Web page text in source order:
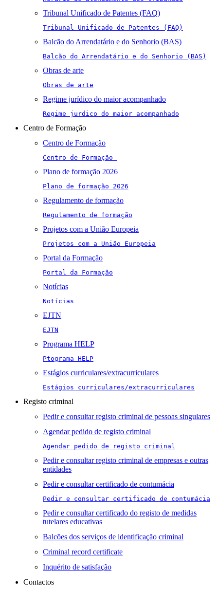
Tribunal Unificado de Patentes (FAQ)
Tribunal Unificado de Patentes (FAQ)
Balcão do Arrendatário e do Senhorio (BAS)
Balcão do Arrendatário e do Senhorio (BAS)
Obras de arte
Obras de arte
Regime jurídico do maior acompanhado
Regime jurdico do maior acompanhado
Centro de Formação
Centro de Formação
Centro de Formação
Plano de formação 2026
Plano de formação 2026
Regulamento de formação
Regulamento de formação
Projetos com a União Europeia
Projetos com a União Europeia
Portal da Formação
Portal da Formação
Notícias
Notícias
EJTN
EJTN
Programa HELP
Ptograma HELP
Estágios curriculares/extracurriculares
Estágios curriculares/extracurriculares
Registo criminal
Pedir e consultar registo criminal de pessoas singulares
Agendar pedido de registo criminal
Agendar pedido de registo criminal
Pedir e consultar registo criminal de empresas e outras
entidades
Pedir e consultar certificado de contumácia
Pedir e consultar certificado de contumácia
Pedir e consultar certificado do registo de medidas
tutelares educativas
Balcões dos serviços de identificação criminal
Criminal record certificate
Inquérito de satisfação
Contactos